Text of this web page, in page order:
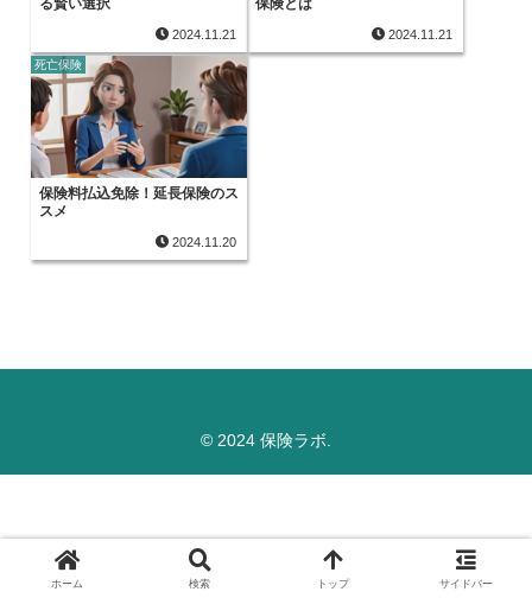
る賢い選択
2024.11.21
保険とは
2024.11.21
死亡保険
保険料払込免除！延長保険のス
スメ
2024.11.20
© 2024 保険ラボ.
ホーム 検索 トップ サイドバー